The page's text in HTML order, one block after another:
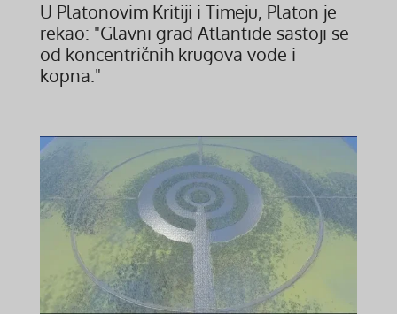
U Platonovim Kritiji i Timeju, Platon je
rekao: "Glavni grad Atlantide sastoji se
od koncentričnih krugova vode i
kopna."